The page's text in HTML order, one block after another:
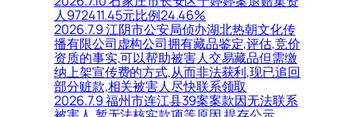
人972411.45元比例24.46%
2026.7.9 江阴市公安局侦办湖北热朝文化传
播有限公司虚构公司拥有藏品鉴定,评估,竞价
资质的事实,可以帮助被害人交易藏品但需缴
纳上架宣传费的方式,从而非法获利,现已追回
部分赃款,相关被害人尽快联系领取
2026.7.9 福州市连江县39案案款因无法联系